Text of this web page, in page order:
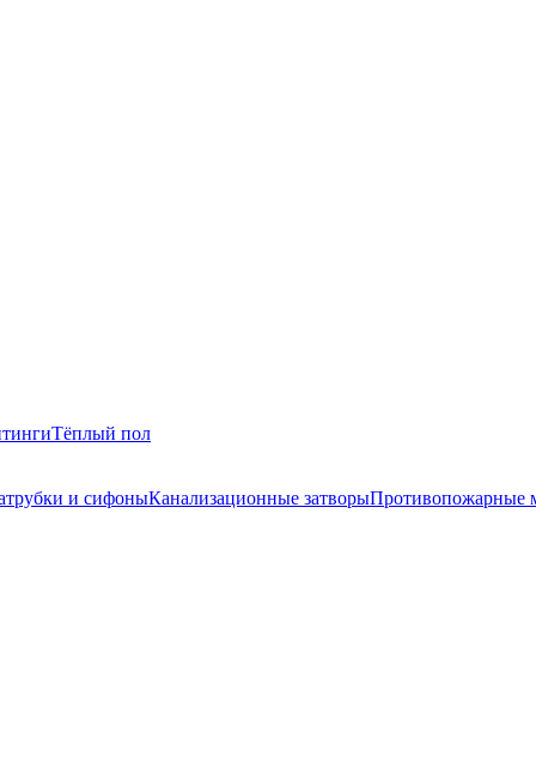
Тёплый пол
и сифоныКанализационные затворыПротивопожарные